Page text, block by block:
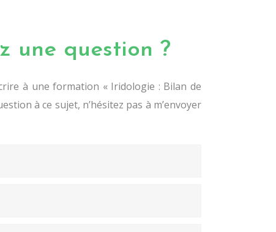
une question ?
à une formation « Iridologie : Bilan de
à ce sujet, n’hésitez pas à m’envoyer